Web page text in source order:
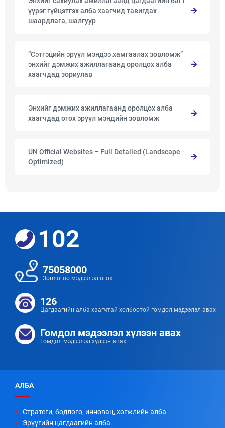
үүрэг гүйцэтгэх алба хаагчид тавигдах
шаардлага, шалгуур
“Сэтгэцийн эрүүл мэндээ хамгаалах зөвлөмж”
энхийг дэмжих ажиллагаанд оролцох алба
хаагчдад зориулав
Энхийг дэмжих ажиллагаанд оролцох алба
хаагчдад өгөх эрүүл мэндийн зөвлөмж
UN Official Websites – Full Detailed (Landscape
Optimized)
102
75058000
Зөвлөгөө мэдээлэл өгөх
126
Цагдаагийн алба хаагчтай холбоотой гомдол мэдээлэл авах
Гомдол мэдээлэл хүлээн авах
Гомдол мэдээлэл хүлээн авах
АЛБА
Стратеги, бодлого, инновац, хөгжлийн алба
Эрүүгийн цагдаагийн алба